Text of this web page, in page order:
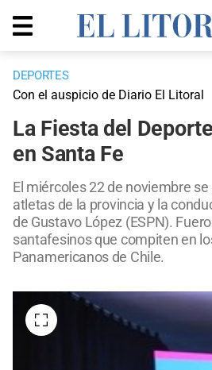
DEPORTES
Con el auspicio de Diario El Litoral
La Fiesta del
en Santa Fe
El miércoles 22 de noviembre
atletas de la provincia y la
de Gustavo López (ESPN).
santafesinos que compiten en
Panamericanos de Chile.